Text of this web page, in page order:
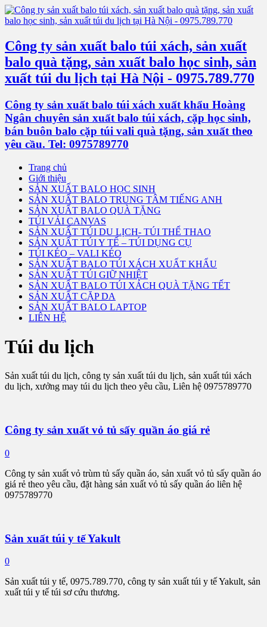
Công ty sản xuất balo túi xách, sản xuất
balo quà tặng, sản xuất balo học sinh, sản
xuất túi du lịch tại Hà Nội - 0975.789.770
Công ty sản xuất balo túi xách xuất khẩu Hoàng
Ngân chuyên sản xuất balo túi xách, cặp học sinh,
bán buôn balo cặp túi vali quà tặng, sản xuất theo
yêu cầu. Tel: 0975789770
Trang chủ
Giới thiệu
SẢN XUẤT BALO HỌC SINH
SẢN XUẤT BALO TRUNG TÂM TIẾNG ANH
SẢN XUẤT BALO QUÀ TẶNG
TÚI VẢI CANVAS
SẢN XUẤT TÚI DU LỊCH- TÚI THỂ THAO
SẢN XUẤT TÚI Y TẾ – TÚI DỤNG CỤ
TÚI KÉO – VALI KÉO
SẢN XUẤT BALO TÚI XÁCH XUẤT KHẨU
SẢN XUẤT TÚI GIỮ NHIỆT
SẢN XUẤT BALO TÚI XÁCH QUÀ TẶNG TẾT
SẢN XUẤT CẶP DA
SẢN XUẤT BALO LAPTOP
LIÊN HỆ
Túi du lịch
Sản xuất túi du lịch, công ty sản xuất túi du lịch, sản xuất túi xách
du lịch, xưởng may túi du lịch theo yêu cầu, Liên hệ 0975789770
Công ty sản xuất vỏ tủ sấy quần áo giá rẻ
0
Công ty sản xuất vỏ trùm tủ sấy quần áo, sản xuất vỏ tủ sấy quần áo
giá rẻ theo yêu cầu, đặt hàng sản xuất vỏ tủ sấy quần áo liên hệ
0975789770
Sản xuất túi y tế Yakult
0
Sản xuất túi y tế, 0975.789.770, công ty sản xuất túi y tế Yakult, sản
xuất túi y tế túi sơ cứu thương.